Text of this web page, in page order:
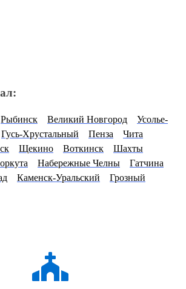
Рыбинск Великий Новгород
Усолье-
Гусь-Хрустальный Пенза
Чита
Щекино Воткинск
Шахты
Набережные Челны
Гатчина
Каменск-Уральский
Грозный